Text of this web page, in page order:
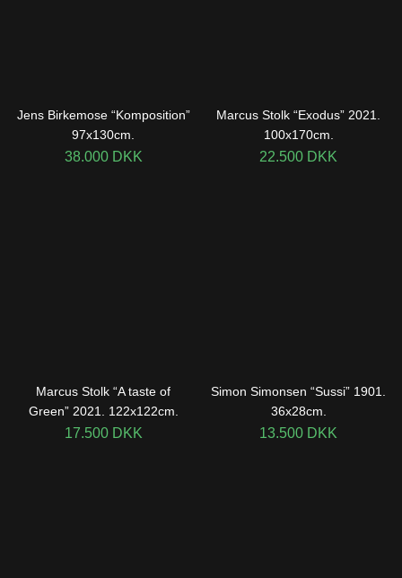
Jens Birkemose “Komposition”
97x130cm.
38.000 DKK
Marcus Stolk “Exodus” 2021.
100x170cm.
22.500 DKK
Marcus Stolk “A taste of
Green” 2021. 122x122cm.
17.500 DKK
Simon Simonsen “Sussi” 1901.
36x28cm.
13.500 DKK